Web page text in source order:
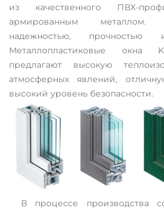
из качественного ПВХ-
армированным металлом.
надежностью, прочностью
Металлопластиковые окна
предлагают высокую
атмосферных явлений,
высокий уровень безопасности.
В процессе производства